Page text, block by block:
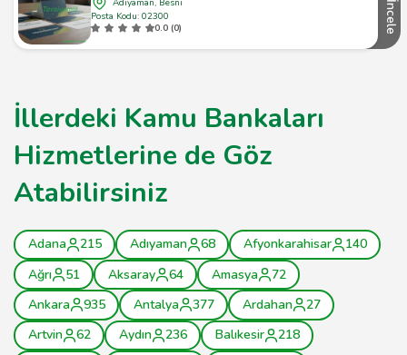
Posta Kodu: 02300
0.0 (0)
İncele
İllerdeki Kamu Bankaları
Hizmetlerine de Göz
Atabilirsiniz
Adana 215 Adıyaman 68 Afyonkarahisar
140
Ağrı
51 Aksaray 64 Amasya
72
Ankara
935 Antalya 377 Ardahan
27
Artvin
62 Aydın 236 Balıkesir
218